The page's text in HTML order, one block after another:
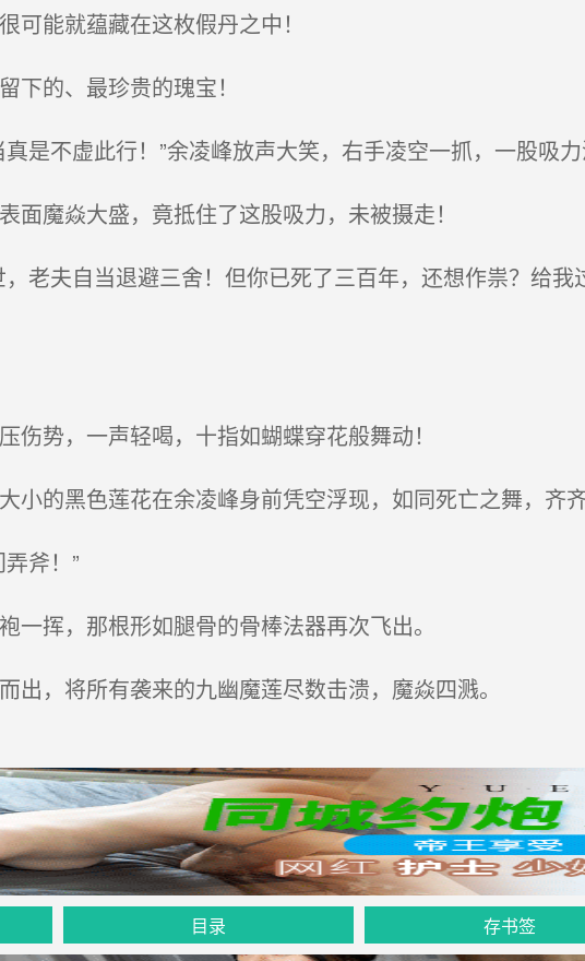
能就蕴藏在这枚假丹之中！
的、最珍贵的瑰宝！
不虚此行！”余凌峰放声大笑，右手凌空一抓，一股吸力
魔焱大盛，竟抵住了这股吸力，未被摄走！
老夫自当退避三舍！但你已死了三百年，还想作祟？给我
势，一声轻喝，十指如蝴蝶穿花般舞动！
的黑色莲花在余凌峰身前凭空浮现，如同死亡之舞，齐齐
斧！”
挥，那根形如腿骨的骨棒法器再次飞出。
，将所有袭来的九幽魔莲尽数击溃，魔焱四溅。
目录 存书签